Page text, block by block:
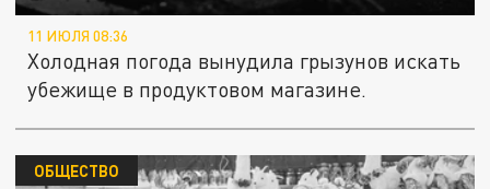
11 ИЮЛЯ 08:36
Холодная погода вынудила грызунов искать
убежище в продуктовом магазине.
ОБЩЕСТВО